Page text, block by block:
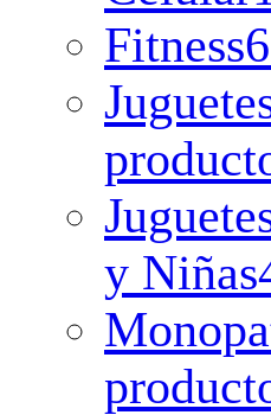
Fitness
y Niñas